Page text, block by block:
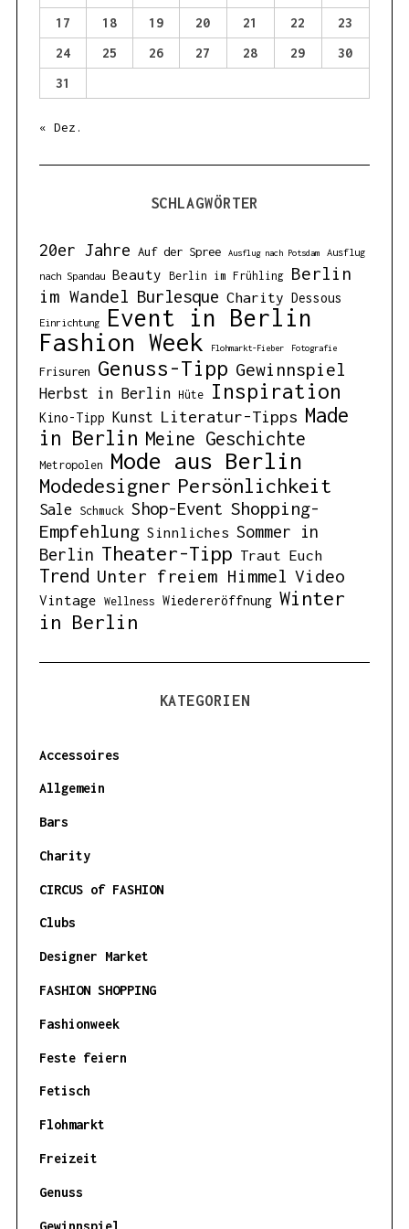
17
18 19 20 21 22
23
24
25 26 27 28 29
30
31
« Dez.
SCHLAGWÖRTER
20er Jahre Auf der Spree Ausflug nach Potsdam
Ausflug
nach Spandau
Beauty Berlin im Frühling
Berlin
im Wandel Burlesque Charity Dessous
Einrichtung
Event in Berlin
Fashion Week
Flohmarkt-Fieber Fotografie
Frisuren Genuss-Tipp Gewinnspiel
Herbst in Berlin Hüte Inspiration
Kino-Tipp Kunst Literatur-Tipps Made
in Berlin Meine Geschichte
Metropolen Mode aus Berlin
Modedesigner Persönlichkeit
Sale Schmuck Shop-Event Shopping-
Empfehlung Sinnliches Sommer in
Berlin Theater-Tipp Traut Euch
Trend Unter freiem Himmel Video
Vintage Wellness Wiedereröffnung Winter
in Berlin
KATEGORIEN
Accessoires
Allgemein
Bars
Charity
CIRCUS of FASHION
Clubs
Designer Market
FASHION SHOPPING
Fashionweek
Feste feiern
Fetisch
Flohmarkt
Freizeit
Genuss
Gewinnspiel